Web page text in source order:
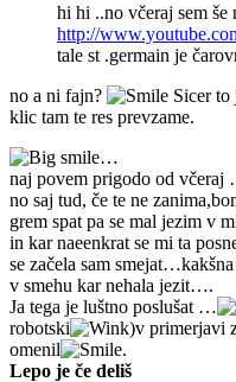
hi hi ..no včeraj sem
http://
tale st .germain je
no a ni fajn?
Sicer
klic tam te res prevzame.
…
naj povem prigodo od včeraj
no saj tud, če te ne
grem spat pa se mal jezim v
in kar naeenkrat se mi ta
se začela sam
v smehu kar nehala jezit….
Ja tega je luštno poslušat …
robotski
)v primerjavi
omenil
.
Lepo je če deliš